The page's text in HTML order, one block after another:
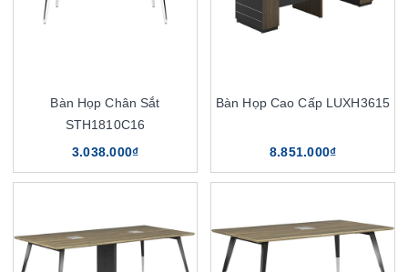
Bàn Họp Chân Sắt
STH1810C16
3.038.000₫
Bàn Họp Cao Cấp LUXH3615
8.851.000₫